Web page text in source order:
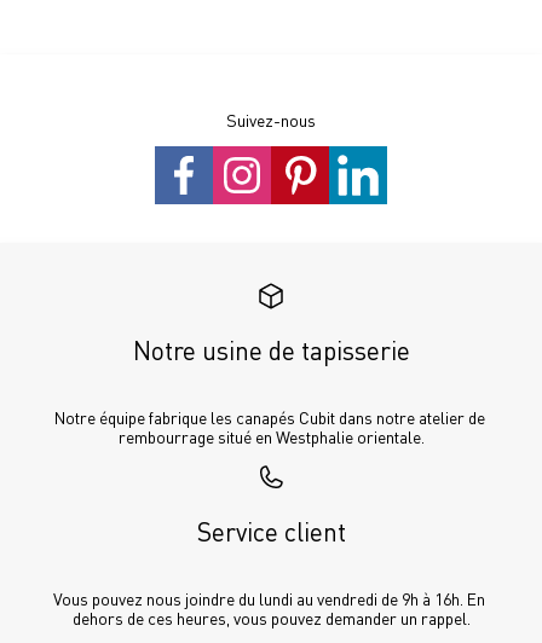
Suivez-nous
Notre usine de tapisserie
Notre équipe fabrique les canapés Cubit dans notre atelier de
rembourrage situé en Westphalie orientale.
Service client
Vous pouvez nous joindre du lundi au vendredi de 9h à 16h. En
dehors de ces heures, vous pouvez demander un rappel.